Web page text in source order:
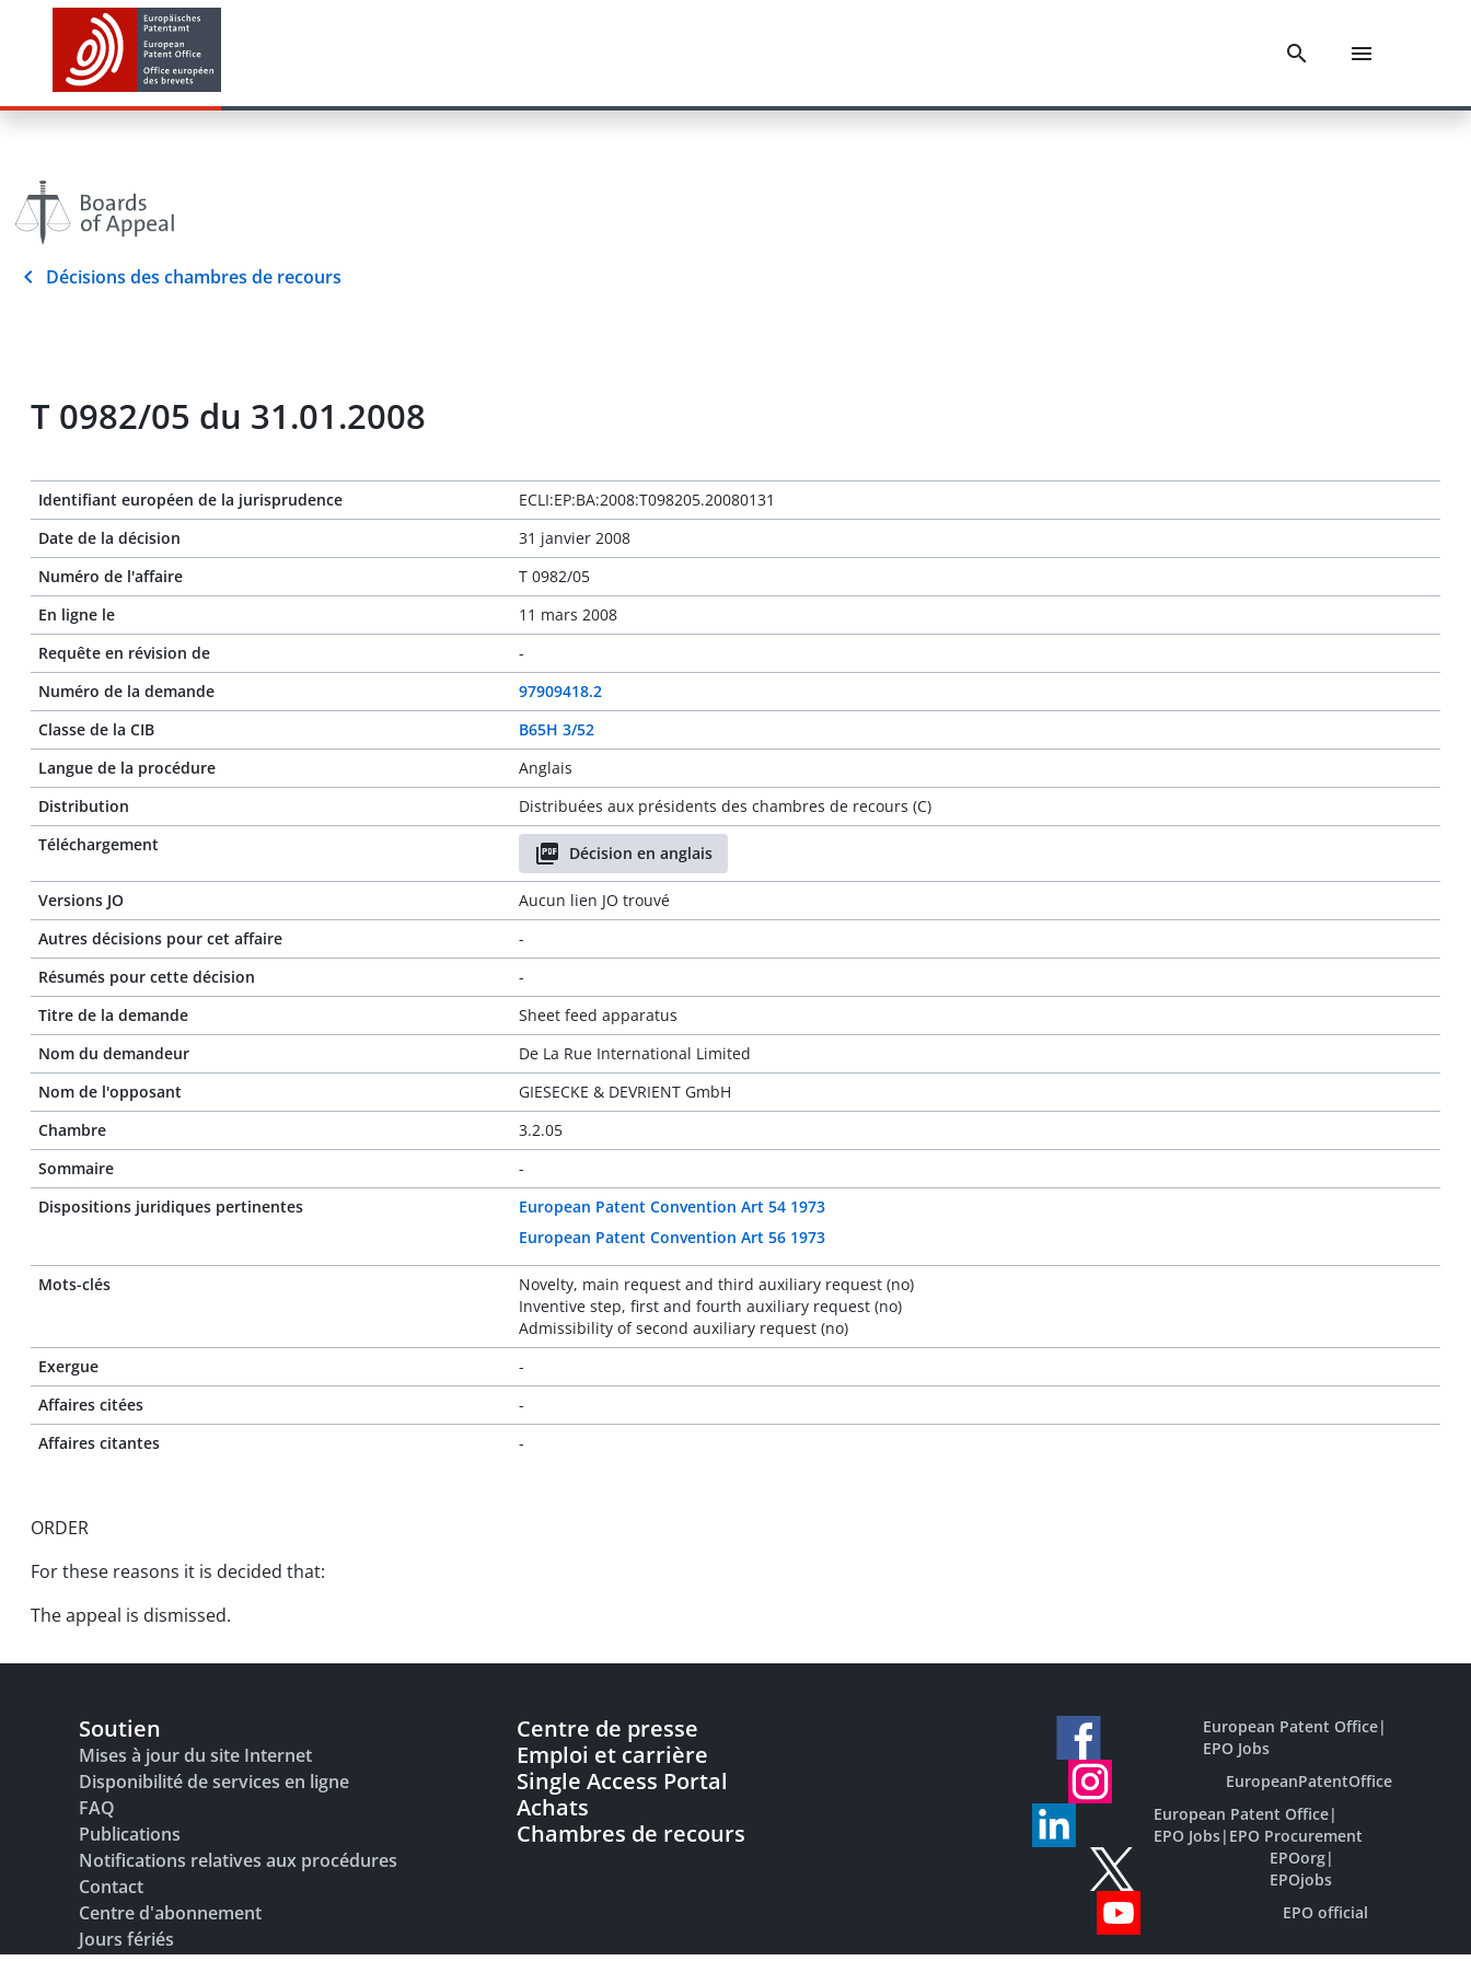
Décisions des chambres de recours
T 0982/05 du 31.01.2008
Identifiant européen de la jurisprudence
ECLI:EP:BA:2008:T098205.20080131
Date de la décision
31 janvier 2008
Numéro de l'affaire
T 0982/05
En ligne le
11 mars 2008
Requête en révision de
-
Numéro de la demande
97909418.2
Classe de la CIB
B65H 3/52
Langue de la procédure
Anglais
Distribution
Distribuées aux présidents des chambres de recours (C)
Téléchargement
Décision en anglais
Versions JO
Aucun lien JO trouvé
Autres décisions pour cet affaire
-
Résumés pour cette décision
-
Titre de la demande
Sheet feed apparatus
Nom du demandeur
De La Rue International Limited
Nom de l'opposant
GIESECKE & DEVRIENT GmbH
Chambre
3.2.05
Sommaire
-
Dispositions juridiques pertinentes
European Patent Convention Art 54 1973
European Patent Convention Art 56 1973
Mots-clés
Novelty, main request and third auxiliary request (no)
Inventive step, first and fourth auxiliary request (no)
Admissibility of second auxiliary request (no)
Exergue
-
Affaires citées
-
Affaires citantes
-
ORDER
For these reasons it is decided that:
The appeal is dismissed.
Soutien
Mises à jour du site Internet
Disponibilité de services en ligne
FAQ
Publications
Notifications relatives aux procédures
Contact
Centre d'abonnement
Jours fériés
Centre de presse
Emploi et carrière
Single Access Portal
Achats
Chambres de recours
European Patent Office|
EPO Jobs
EuropeanPatentOffice
European Patent Office|
EPO Jobs| EPO Procurement
EPOorg|
EPOjobs
EPO official